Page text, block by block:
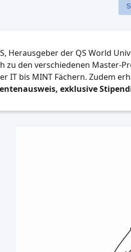
Herausgeber der QS World
zu den verschiedenen Master-
IT bis MINT Fächern. Zudem
exklusive